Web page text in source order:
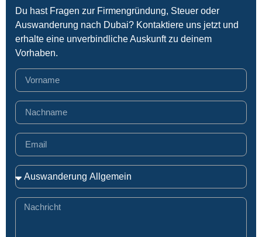
Du hast Fragen zur Firmengründung, Steuer oder
Auswanderung nach Dubai? Kontaktiere uns jetzt und
erhalte eine unverbindliche Auskunft zu deinem
Vorhaben.